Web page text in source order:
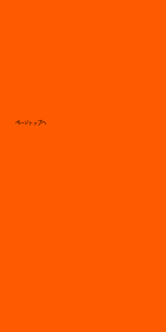
ページトップへ